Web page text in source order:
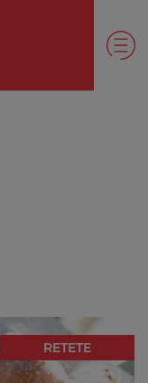
RETETE